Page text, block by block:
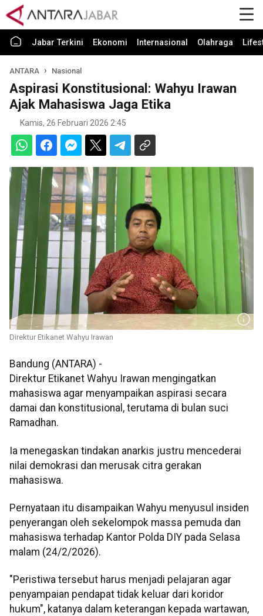
Jabar Terkini Ekonomi Internasional Olahraga
ANTARA Nasional
Aspirasi Konstitusional: Wahyu Irawan
Ajak Mahasiswa Jaga Etika
Kamis, 26 Februari 2026 2:45
Direktur Etikanet Wahyu Irawan
Bandung (ANTARA) -
Direktur Etikanet Wahyu Irawan mengingatkan
mahasiswa agar menyampaikan aspirasi secara
damai dan konstitusional, terutama di bulan suci
Ramadhan.
Ia menegaskan tindakan anarkis justru mencederai
nilai demokrasi dan merusak citra gerakan
mahasiswa.
Pernyataan itu disampaikan Wahyu menyusul insiden
penyerangan oleh sekelompok massa pemuda dan
mahasiswa terhadap Kantor Polda DIY pada Selasa
malam (24/2/2026).
"Peristiwa tersebut harus menjadi pelajaran agar
penyampaian pendapat tidak keluar dari koridor
hukum", katanya dalam keterangan kepada wartawan,